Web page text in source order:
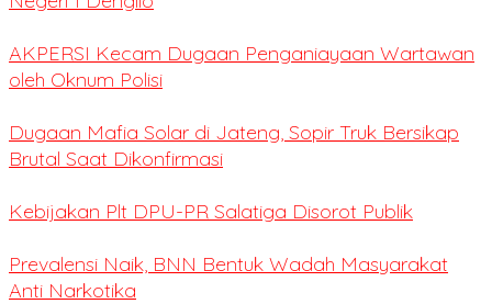
AKPERSI Kecam Dugaan Penganiayaan Wartawan
oleh Oknum Polisi
Dugaan Mafia Solar di Jateng, Sopir Truk Bersikap
Brutal Saat Dikonfirmasi
Kebijakan Plt DPU-PR Salatiga Disorot Publik
Prevalensi Naik, BNN Bentuk Wadah Masyarakat
Anti Narkotika